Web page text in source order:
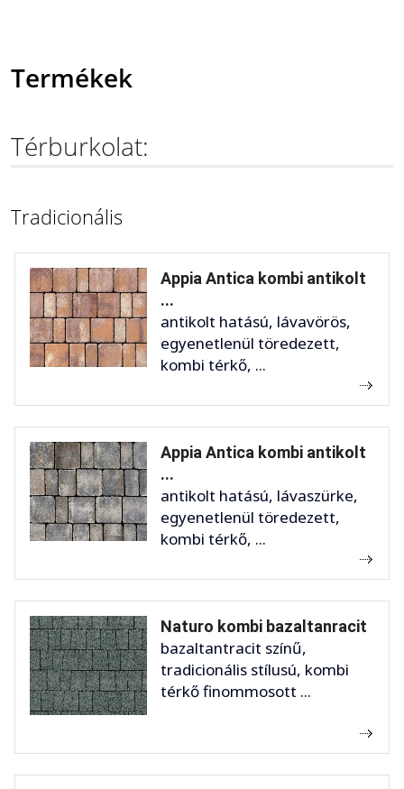
Termékek
Térburkolat:
Tradicionális
Appia Antica kombi antikolt
...
antikolt hatású, lávavörös,
egyenetlenül töredezett,
kombi térkő, ...
Appia Antica kombi antikolt
...
antikolt hatású, lávaszürke,
egyenetlenül töredezett,
kombi térkő, ...
Naturo kombi bazaltanracit
bazaltantracit színű,
tradicionális stílusú, kombi
térkő finommosott ...